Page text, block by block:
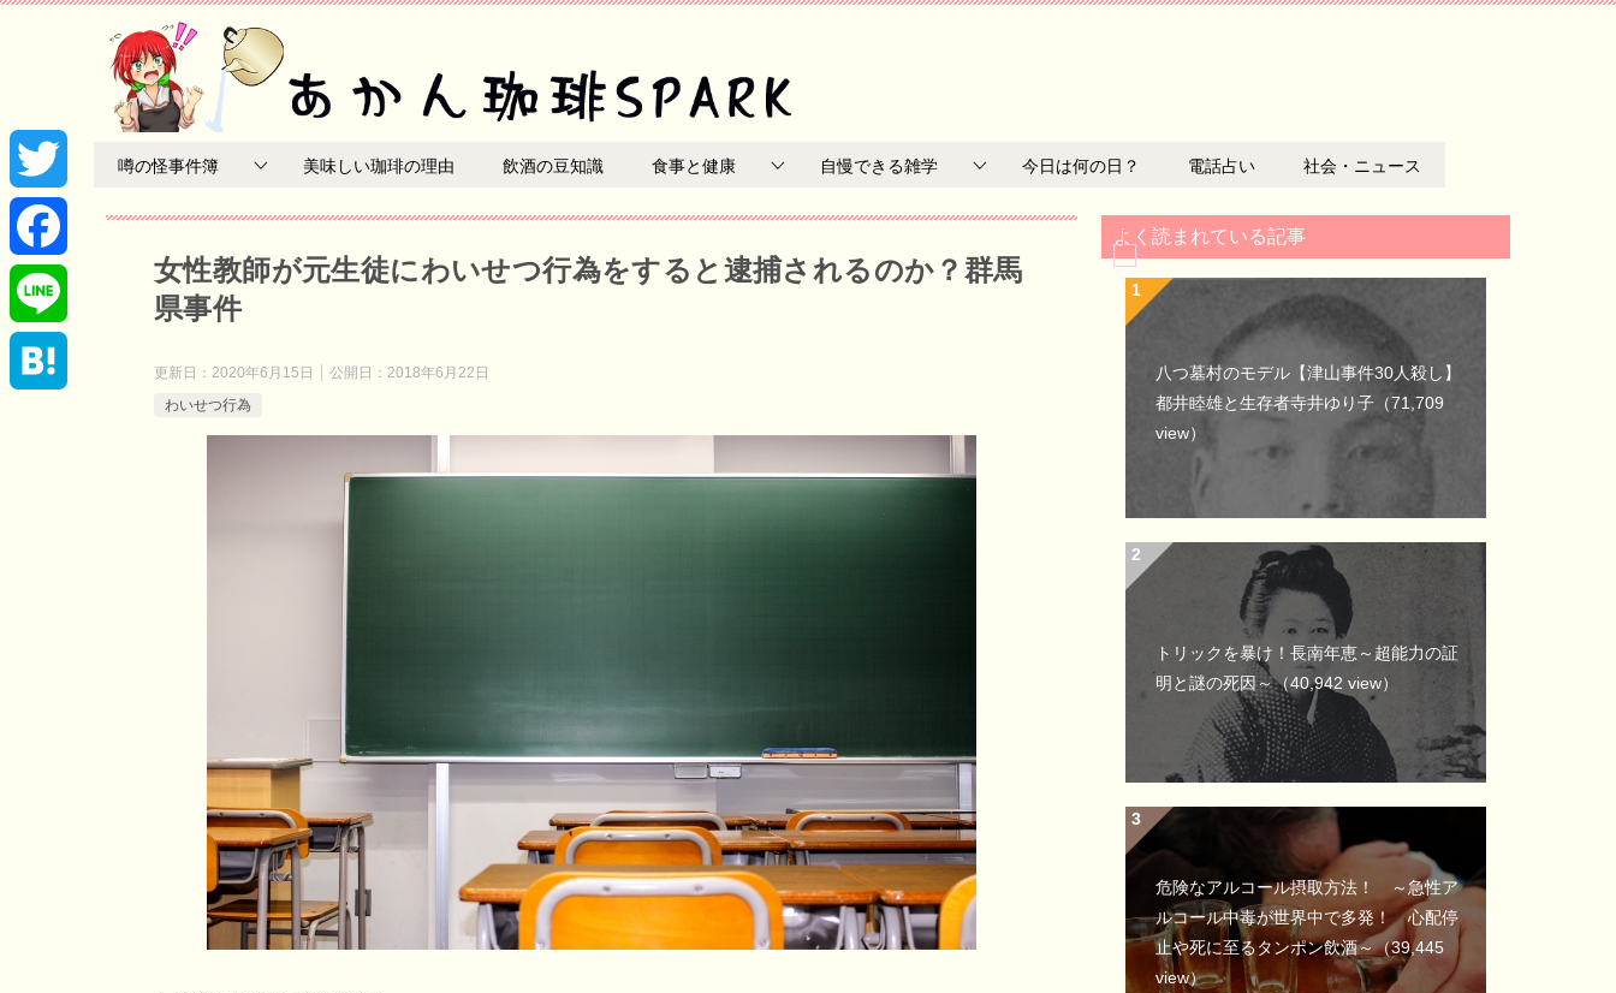
噂の怪事件簿 美味しい珈琲の理由 飲酒の豆知識 食事と健康 自慢できる雑学 今日は何の日？ 電話占い 社会・ニュース
女性教師が元生徒にわいせつ行為をすると逮捕されるのか？群馬
県事件
更新日： 2020年6月15日 公開日： 2018年6月22日
わいせつ行為
よく読まれている記事
八つ墓村のモデル【津山事件30人殺し】
都井睦雄と生存者寺井ゆり子 （71,709
view）
トリックを暴け！長南年恵～超能力の証
明と謎の死因～（40,942 view）
危険なアルコール摂取方法！ ～急性ア
ルコール中毒が世界中で多発！ 心配停
止や死に至るタンポン飲酒～（39,445
view）
T
w
i
t
F
a